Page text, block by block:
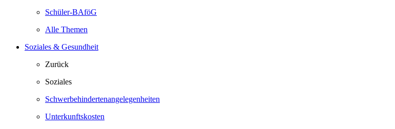
Schüler-BAföG
Alle Themen
Soziales & Gesundheit
Zurück
Soziales
Schwerbehindertenangelegenheiten
Unterkunftskosten